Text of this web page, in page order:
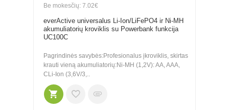
Be mokesčių: 7.02€
everActive universalus Li-Ion/LiFePO4 ir Ni-MH
akumuliatorių kroviklis su Powerbank funkcija
UC100C
Pagrindinės savybės:Profesionalus įkroviklis, skirtas
krauti vieną akumuliatorių:Ni-MH (1,2V): AA, AAA,
CLi-Ion (3,6V/3,..